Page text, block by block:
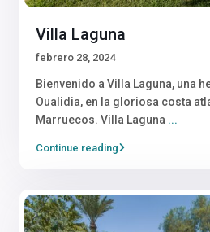
Villa Laguna
febrero 28, 2024
Bienvenido a Villa Laguna, una
Oualidia, en la gloriosa costa
Marruecos. Villa Laguna ...
Continue reading